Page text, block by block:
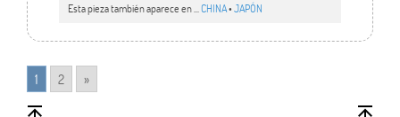
Esta pieza también aparece en ... CHINA•JAPÓN
1 2 »